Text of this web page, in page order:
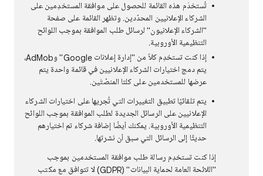
تُستخدَم هذه القائمة للحصول على موافقة المستخدِمين على
الشركاء الإعلانيين المحدّدين. وتظهر القائمة على صفحة
"الشركاء الإعلانيون" لرسائل طلب الموافقة بموجب اللوائح
التنظيمية الأوروبية.
إذا كنت تستخدِم كلاً من "إدارة إعلانات Google" وAdMob،
يتم دمج اختيارات الشركاء الإعلانيين في قائمة واحدة يتم
عرضها للمستخدمين على كلتا المنصّتَين.
يتم تلقائيًا تطبيق التغييرات التي تُجريها على اختيارات الشركاء
الإعلانيين على الرسائل الجديدة لطلب الموافقة بموجب اللوائح
التنظيمية الأوروبية. يمكنك أيضًا إضافة شركاء تم اختيارهم
حديثًا إلى الرسائل التي سبق أن نشرتها.
إذا كنت تستخدِم رسالة طلب موافقة المستخدمين بموجب
"اللائحة العامة لحماية البيانات" (GDPR) لا تتوافق مع مكتب